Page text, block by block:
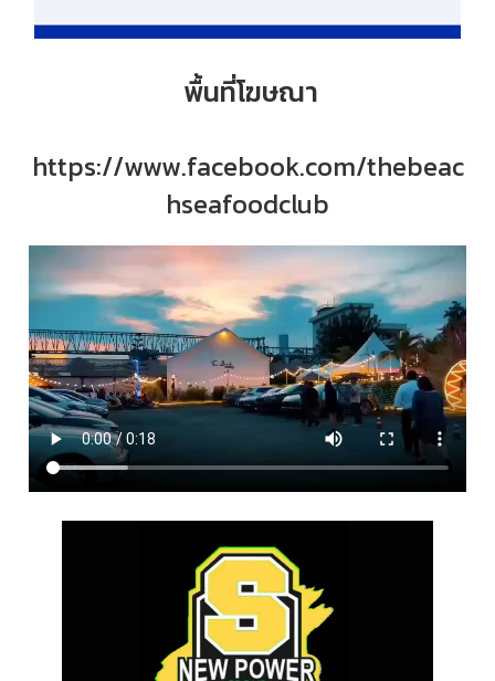
พื้นที่โฆษณา
https://www.facebook.com/thebeac
hseafoodclub